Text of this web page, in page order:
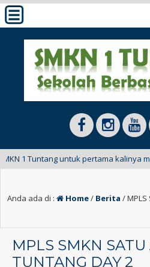
Tuntang untuk pertama kalinya
Anda ada di : Home/ Berita /
MPLS SMKN SATU
TUNTANG DAY 2